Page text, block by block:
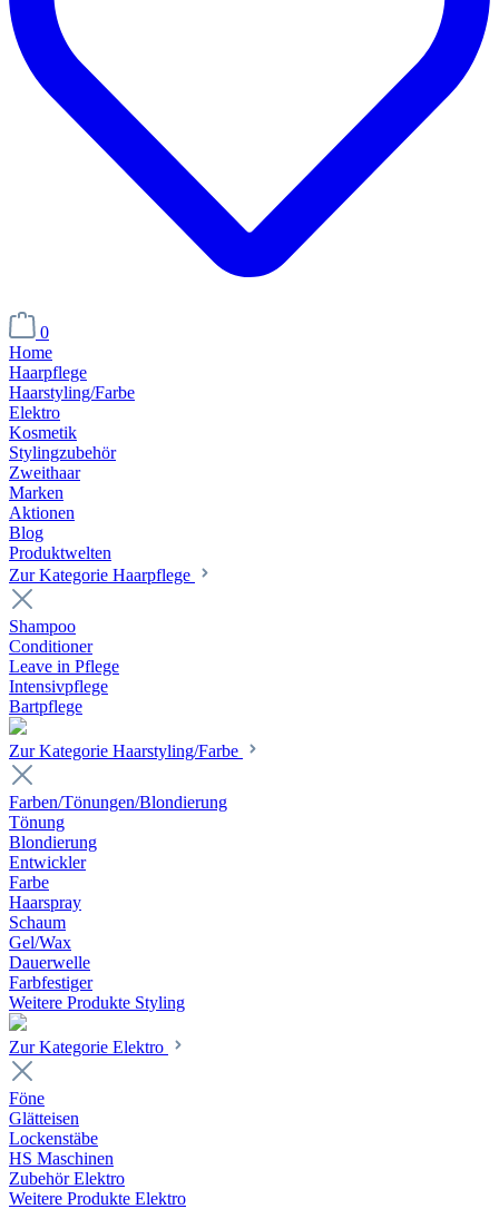
0
Home
Haarpflege
Haarstyling/Farbe
Elektro
Kosmetik
Stylingzubehör
Zweithaar
Marken
Aktionen
Blog
Produktwelten
Zur Kategorie Haarpflege
Shampoo
Conditioner
Leave in Pflege
Intensivpflege
Bartpflege
Zur Kategorie Haarstyling/Farbe
Farben/Tönungen/Blondierung
Tönung
Blondierung
Entwickler
Farbe
Haarspray
Schaum
Gel/Wax
Dauerwelle
Farbfestiger
Weitere Produkte Styling
Zur Kategorie Elektro
Föne
Glätteisen
Lockenstäbe
HS Maschinen
Zubehör Elektro
Weitere Produkte Elektro